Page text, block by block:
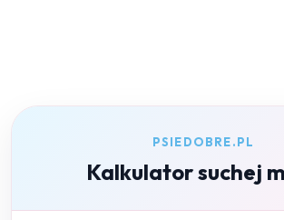
PSIEDOBRE.PL
Kalkulator suchej